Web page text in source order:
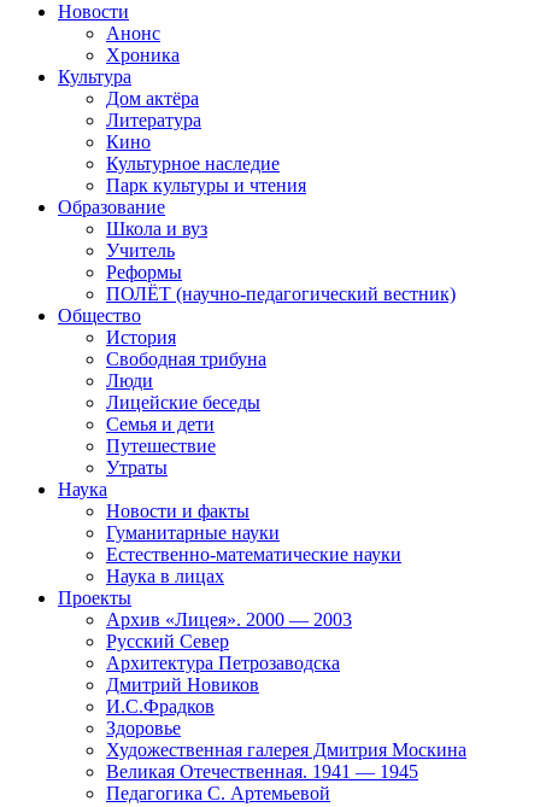
Новости
Анонс
Хроника
Культура
Дом актёра
Литература
Кино
Культурное наследие
Парк культуры и чтения
Образование
Школа и вуз
Учитель
Реформы
ПОЛЁТ (научно-педагогический вестник)
Общество
История
Свободная трибуна
Люди
Лицейские беседы
Семья и дети
Путешествие
Утраты
Наука
Новости и факты
Гуманитарные науки
Естественно-математические науки
Наука в лицах
Проекты
Архив «Лицея». 2000 — 2003
Русский Север
Архитектура Петрозаводска
Дмитрий Новиков
И.С.Фрадков
Здоровье
Художественная галерея Дмитрия Москина
Великая Отечественная. 1941 — 1945
Педагогика С. Артемьевой